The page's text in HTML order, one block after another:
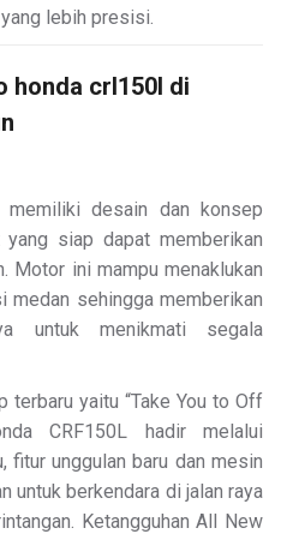
lebih presisi.
honda crl150l di
desain dan konsep
siap dapat memberikan
Motor ini mampu menaklukan
medan sehingga memberikan
untuk menikmati segala
terbaru yaitu “Take You to Off
CRF150L hadir melalui
fitur unggulan baru dan mesin
untuk berkendara di jalan raya
Ketangguhan All New